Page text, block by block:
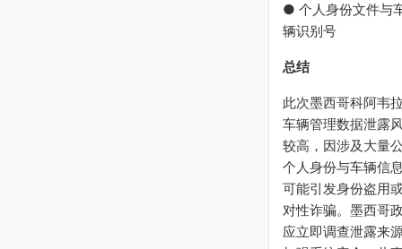
● 个人身份文件与
辆识别号
总结
此次墨西哥科阿韦
车辆管理数据泄露
较高，因涉及大量
个人身份与车辆信
可能引发身份盗用
对性诈骗。墨西哥
应立即调查泄露来